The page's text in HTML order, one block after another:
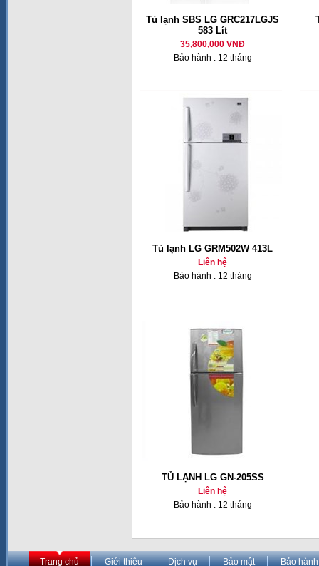
Tủ lạnh SBS LG GRC217LGJS
583 Lít
35,800,000 VNĐ
Bảo hành : 12 tháng
Tủ lạnh LG GRM502W 413L
Liên hệ
Bảo hành : 12 tháng
TỦ LẠNH LG GN-205SS
Liên hệ
Bảo hành : 12 tháng
Trang chủ Giới thiệu Dịch vụ Bảo mật Bảo hành